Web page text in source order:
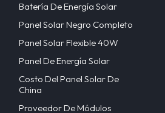
Batería De Energía Solar
Panel Solar Negro Completo
Panel Solar Flexible 40W
Panel De Energía Solar
Costo Del Panel Solar De
China
Proveedor De Módulos